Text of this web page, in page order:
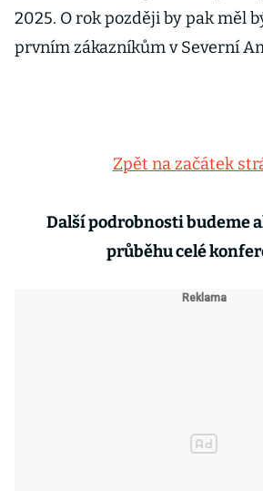
2025. O rok později by pak měl
prvním zákazníkům v Severní
Zpět na začátek
Další podrobnosti budeme
průběhu celé